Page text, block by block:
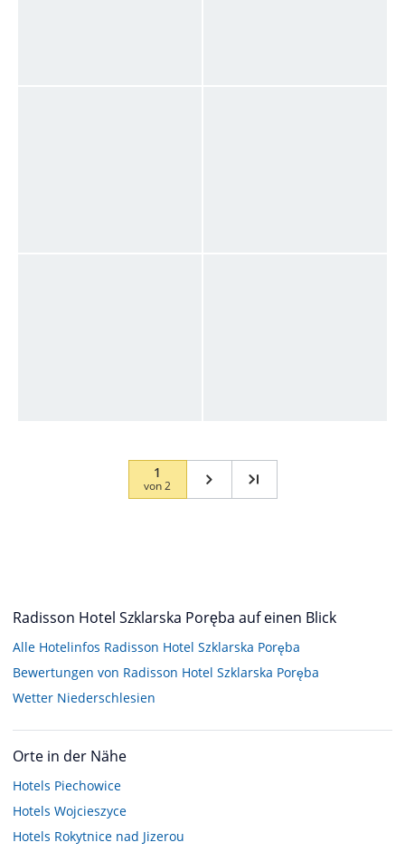
1
von2
Radisson Hotel Szklarska Poręba auf einen Blick
Alle Hotelinfos Radisson Hotel Szklarska Poręba
Bewertungen von Radisson Hotel Szklarska Poręba
Wetter Niederschlesien
Orte in der Nähe
Hotels Piechowice
Hotels Wojcieszyce
Hotels Rokytnice nad Jizerou